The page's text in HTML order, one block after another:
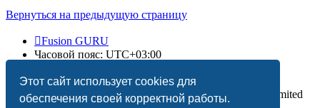
Этот сайт использует cookies для
обеспечения своей корректной работы.
Вернуться на предыдущую страницу
Fusion GURU
Часовой пояс: UTC+03:00
Создано на основеphpBB® Forum Software © phpBB Limited